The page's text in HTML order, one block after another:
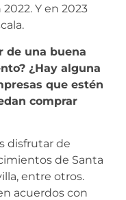
Y en 2023
de una buena
¿Hay alguna
que estén
comprar
disfrutar de
de Santa
entre otros.
acuerdos con